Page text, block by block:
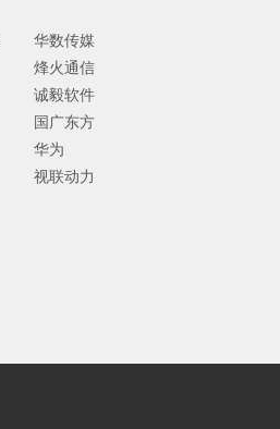
华数传媒
烽火通信
诚毅软件
国广东方
华为
视联动力